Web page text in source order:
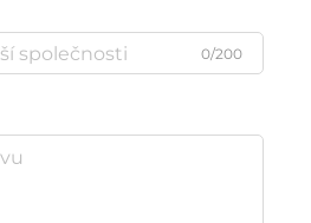
0/200